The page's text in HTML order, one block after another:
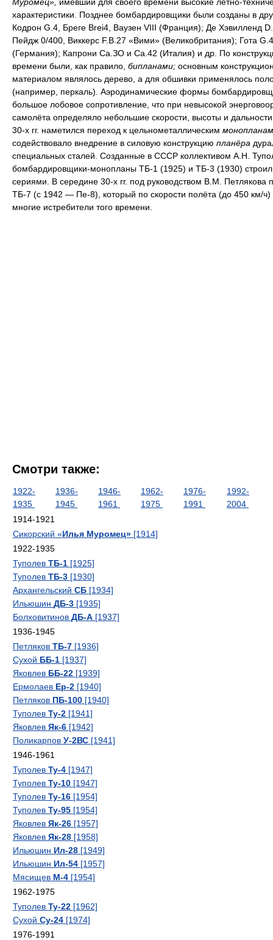
характеристики. Позднее бомбардировщики были созданы в
Кодрон G.4, Бреге Brei4, Ваузен VIII (Франция); Де Хэвилленд
Пейдж 0/400, Виккерс F.B.27 «Вими» (Великобритания); Гота
(Германия); Капрони Са.ЗО и Са.42 (Италия) и др. По
времени были, как правило, бипланами; основным
материалом являлось дерево, а для обшивки применялось
(например, перкаль). Аэродинамические формы
большое лобовое сопротивление, что при невысокой
самолёта определяло небольшие скорости, высоты и
30-х гг. наметился переход к цельнометаллическим
содействовало внедрение в силовую конструкцию планёра
специальных сталей. Созданные в СССР коллективом А.Н.
бомбардировщики-монопланы ТБ-1 (1925) и ТБ-3 (1930)
сериями. В середине 30-х гг. под руководством В.М. Петлякова
ТБ-7 (с 1942 — Пе-8), который по скорости полёта (до 450 км/ч)
многие истребители того времени.
Смотри также:
1922-
1935
1936-
1945
1946-
1961
1962-
1975
1976-
1991
1992-
2004
1914-1921
Сикорский «Илья Муромец» [1914]
1922-1935
Туполев ТБ-1 [1925]
Туполев ТБ-3 [1930]
Архангельский СБ [1934]
Ильюшин ДБ-3 [1935]
Болховитинов ДБ-А [1937]
1936-1945
Петляков ТБ-7 [1936]
Сухой ББ-1 [1937]
Яковлев ББ-22 [1939]
Ермолаев Ер-2 [1940]
Петляков ПБ-100 [1940]
Туполев Ту-2 [1941]
Яковлев Як-6 [1942]
Поликарпов У-2ВС [1941]
1946-1961
Туполев Ту-4 [1947]
Туполев Ту-10 [1947]
Туполев Ту-16 [1954]
Туполев Ту-95 [1954]
Яковлев Як-26 [1957]
Яковлев Як-28 [1958]
Ильюшин Ил-28 [1949]
Ильюшин Ил-54 [1957]
Мясищев М-4 [1954]
1962-1975
Туполев Ту-22 [1962]
Сухой Су-24 [1974]
1976-1991